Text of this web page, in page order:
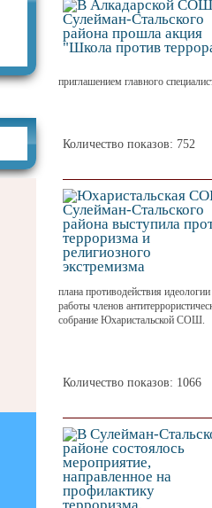
приглашением главного
Количество показов: 752
плана противодействия
работы членов
собрание Юхаристальской СОШ.
Количество показов: 1066